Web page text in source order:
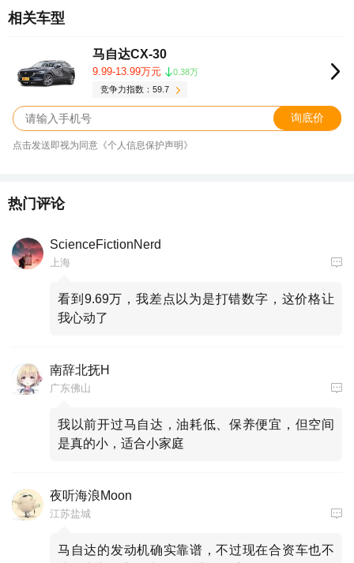
相关车型
马自达CX-30
9.99-13.99万元
0.38万
竞争力指数：59.7
询底价
点击发送即视为同意《个人信息保护声明》
热门评论
ScienceFictionNerd
上海
看到9.69万，我差点以为是打错数字，这价格让
我心动了
南辞北抚H
广东佛山
我以前开过马自达，油耗低、保养便宜，但空间
是真的小，适合小家庭
夜听海浪Moon
江苏盐城
马自达的发动机确实靠谱，不过现在合资车也不